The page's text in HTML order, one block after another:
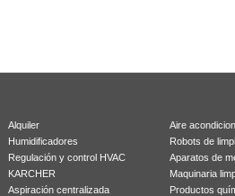
Alquiler
Aire
Humidificadores
Robots de
Regulación y control HVAC
Aparatos de
KARCHER
Maquinaria
Aspiración centralizada
Productos